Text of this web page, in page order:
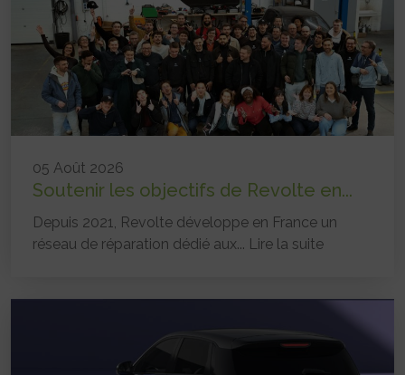
05 Août 2026
Soutenir les objectifs de Revolte en...
Depuis 2021, Revolte développe en France un
réseau de réparation dédié aux... Lire la suite